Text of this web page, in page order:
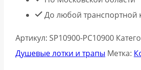
До любой транспортной
Артикул: SP10900-PC10900
Душевые лотки и трапы Метка: